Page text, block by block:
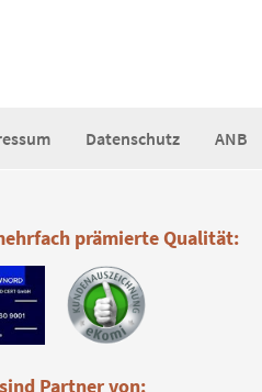
Datenschutz ANB
prämierte Qualität:
Partner von: